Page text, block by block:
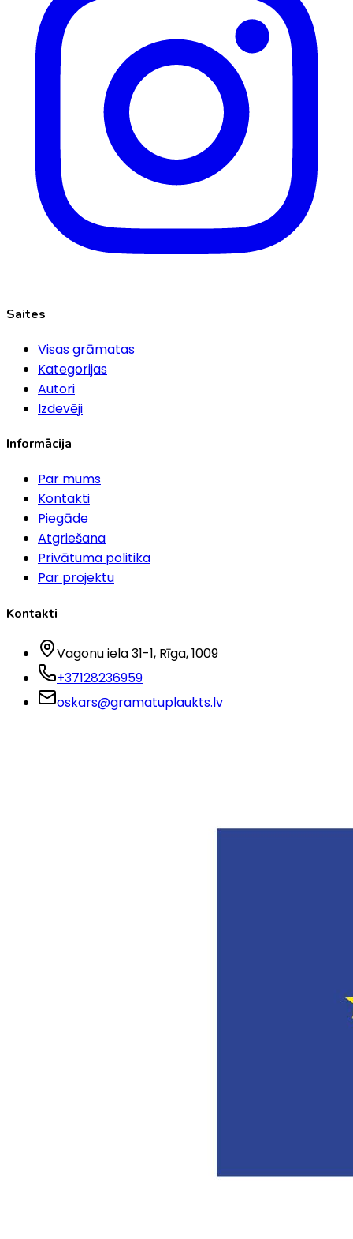
Saites
Visas grāmatas
Kategorijas
Autori
Izdevēji
Informācija
Par mums
Kontakti
Piegāde
Atgriešana
Privātuma politika
Par projektu
Kontakti
Vagonu iela 31-1, Rīga, 1009
+37128236959
oskars@gramatuplaukts.lv